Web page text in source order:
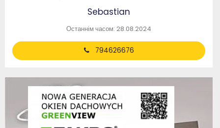
Sebastian
Останнім часом: 28.08.2024
794626676